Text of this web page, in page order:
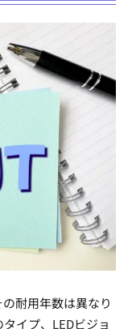
耐用年数は異なり
イプ、LEDビジョ